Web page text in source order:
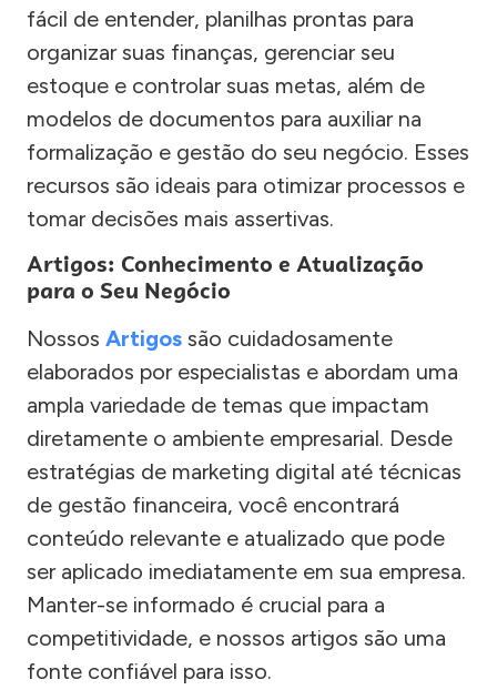
fácil de entender, planilhas prontas para
organizar suas finanças, gerenciar seu
estoque e controlar suas metas, além de
modelos de documentos para auxiliar na
formalização e gestão do seu negócio. Esses
recursos são ideais para otimizar processos e
tomar decisões mais assertivas.
Artigos: Conhecimento e Atualização
para o Seu Negócio
Nossos Artigos são cuidadosamente
elaborados por especialistas e abordam uma
ampla variedade de temas que impactam
diretamente o ambiente empresarial. Desde
estratégias de marketing digital até técnicas
de gestão financeira, você encontrará
conteúdo relevante e atualizado que pode
ser aplicado imediatamente em sua empresa.
Manter-se informado é crucial para a
competitividade, e nossos artigos são uma
fonte confiável para isso.